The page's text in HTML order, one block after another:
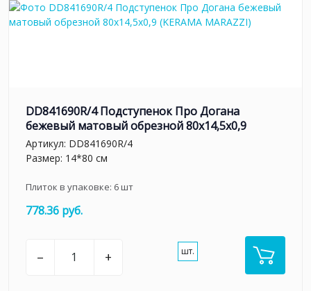
DD841690R/4 Подступенок Про Догана
бежевый матовый обрезной 80x14,5x0,9
Артикул: DD841690R/4
Размер: 14*80 см
Плиток в упаковке: 6шт
778.36 руб.
– + шт.